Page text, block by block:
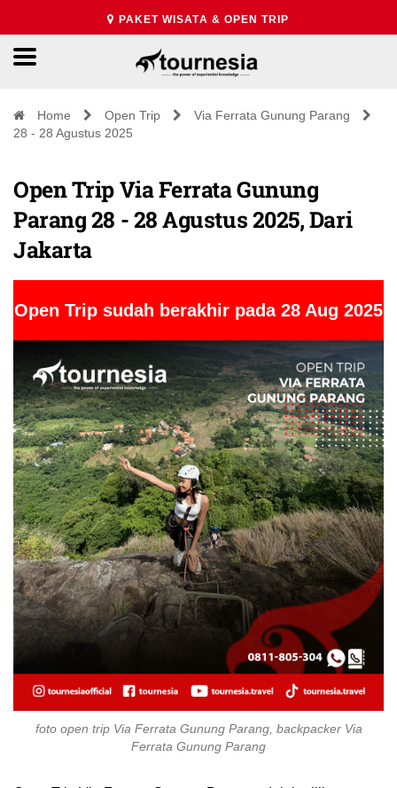
PAKET WISATA & OPEN TRIP
Home Open Trip
Via Ferrata Gunung Parang
28 - 28 Agustus 2025
Open Trip Via Ferrata Gunung
Parang 28 - 28 Agustus 2025, Dari
Jakarta
Open Trip sudah berakhir pada 28 Aug 2025
foto open trip Via Ferrata Gunung Parang, backpacker Via
Ferrata Gunung Parang